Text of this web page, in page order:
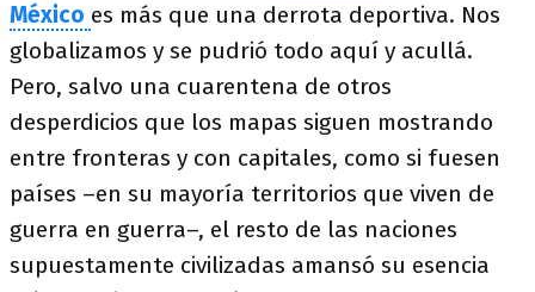
México es más que una derrota deportiva. Nos
globalizamos y se pudrió todo aquí y acullá.
Pero, salvo una cuarentena de otros
desperdicios que los mapas siguen mostrando
entre fronteras y con capitales, como si fuesen
países –en su mayoría territorios que viven de
guerra en guerra–, el resto de las naciones
supuestamente civilizadas amansó su esencia